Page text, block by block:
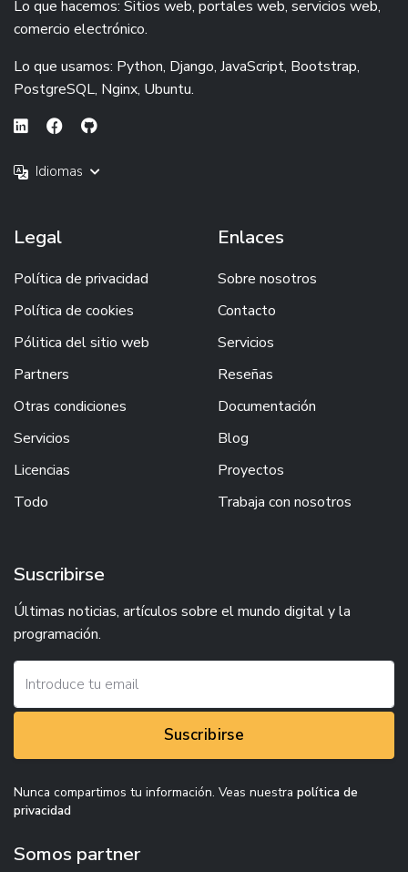
Lo que hacemos: Sitios web, portales web, servicios web,
comercio electrónico.
Lo que usamos: Python, Django, JavaScript, Bootstrap,
PostgreSQL, Nginx, Ubuntu.
Idiomas
Legal
Política de privacidad
Política de cookies
Pólitica del sitio web
Partners
Otras condiciones
Servicios
Licencias
Todo
Enlaces
Sobre nosotros
Contacto
Servicios
Reseñas
Documentación
Blog
Proyectos
Trabaja con nosotros
Suscribirse
Últimas noticias, artículos sobre el mundo digital y la
programación.
Suscribirse
Nunca compartimos tu información. Veas nuestra política de
privacidad
Somos partner